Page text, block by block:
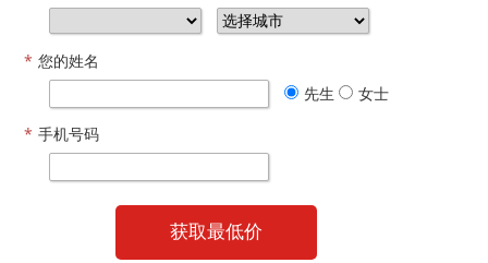
* 您的姓名
先生
女士
* 手机号码
获取最低价